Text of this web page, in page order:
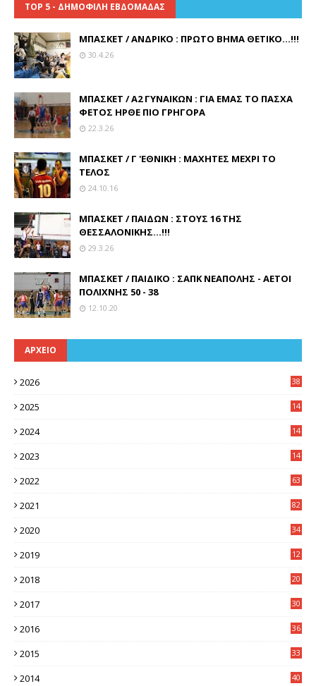
TOP 5 - ΔΗΜΟΦΙΛΗ ΕΒΔΟΜΑΔΑΣ
ΜΠΑΣΚΕΤ / ΑΝΔΡΙΚΟ : ΠΡΩΤΟ ΒΗΜΑ ΘΕΤΙΚΟ...!!!
30.4.26
ΜΠΑΣΚΕΤ / Α2 ΓΥΝΑΙΚΩΝ : ΓΙΑ ΕΜΑΣ ΤΟ ΠΑΣΧΑ
ΦΕΤΟΣ ΗΡΘΕ ΠΙΟ ΓΡΗΓΟΡΑ
22.3.26
ΜΠΑΣΚΕΤ / Γ 'ΕΘΝΙΚΗ : ΜΑΧΗΤΕΣ ΜΕΧΡΙ ΤΟ
ΤΕΛΟΣ
24.10.16
ΜΠΑΣΚΕΤ / ΠΑΙΔΩΝ : ΣΤΟΥΣ 16 ΤΗΣ
ΘΕΣΣΑΛΟΝΙΚΗΣ...!!!
29.3.26
ΜΠΑΣΚΕΤ / ΠΑΙΔΙΚΟ : ΣΑΠΚ ΝΕΑΠΟΛΗΣ - ΑΕΤΟΙ
ΠΟΛΙΧΝΗΣ 50 - 38
12.10.20
ΑΡΧΕΙΟ
2026 38
2025
14
2024
14
2023
14
2022 63
2021 82
2020 34
2019
12
2018
20
2017
30
2016
36
2015
33
2014
40